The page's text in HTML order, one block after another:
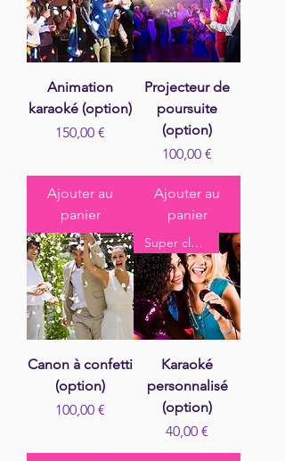
Animation
karaoké (option)
Prix
150,00 €
Ajouter au
panier
Projecteur de
poursuite
(option)
Prix
100,00 €
Ajouter au
panier
Canon à confetti
(option)
Prix
100,00 €
Super classe
Karaoké
personnalisé
(option)
Prix
40,00 €